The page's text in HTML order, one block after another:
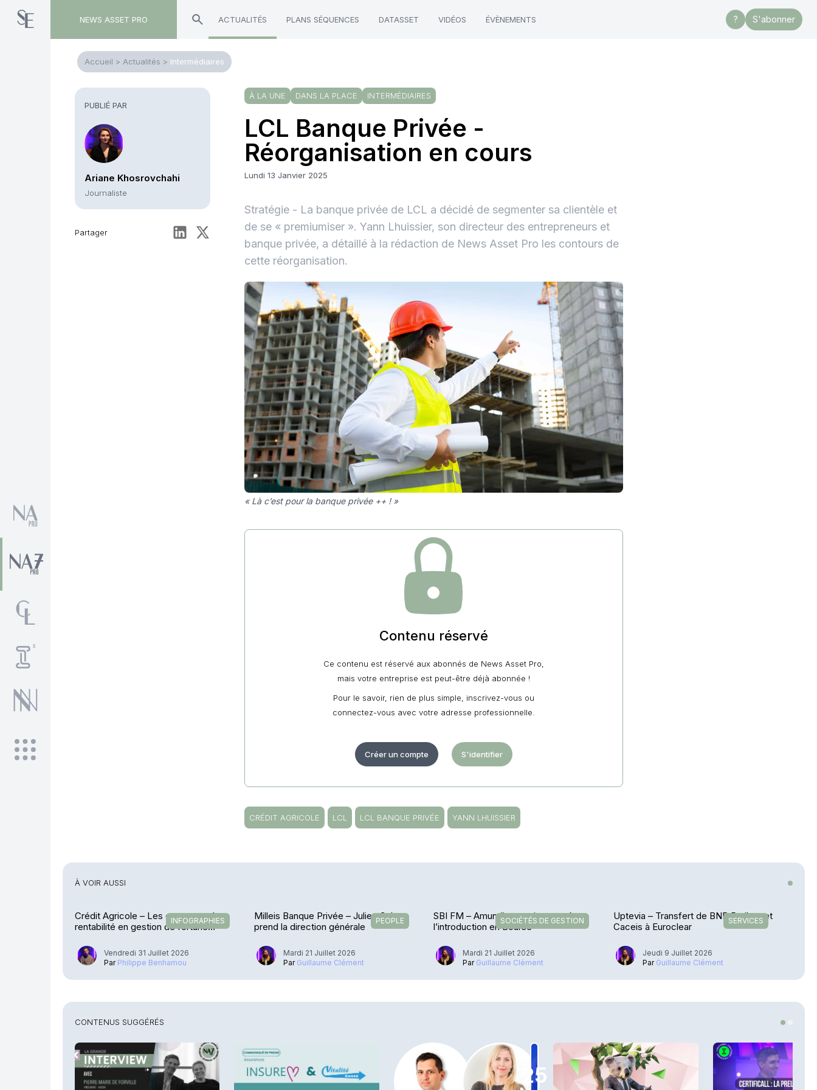
NEWS ASSET PRO ACTUALITÉS PLANS SÉQUENCES DATASSET VIDÉOS ÉVÈNEMENTS ? S'abonner
Accueil > Actualités > Intermédiaires
PUBLIÉ PAR
Ariane Khosrovchahi
Journaliste
Partager
À LA UNE DANS LA PLACE INTERMÉDIAIRES
LCL Banque Privée -
Réorganisation en cours
Lundi 13 Janvier 2025
Stratégie - La banque privée de LCL a décidé de segmenter sa clientèle et
de se « premiumiser ». Yann Lhuissier, son directeur des entrepreneurs et
banque privée, a détaillé à la rédaction de News Asset Pro les contours de
cette réorganisation.
« Là c’est pour la banque privée ++ ! »
Contenu réservé
Ce contenu est réservé aux abonnés de News Asset Pro,
mais votre entreprise est peut-être déjà abonnée !
Pour le savoir, rien de plus simple, inscrivez-vous ou
connectez-vous avec votre adresse professionnelle.
Créer un compte S'identifier
CRÉDIT AGRICOLE LCL LCL BANQUE PRIVÉE YANN LHUISSIER
À VOIR AUSSI
INFOGRAPHIES
Crédit Agricole – Les encours et la
rentabilité en gestion de fortune
Vendredi 31 Juillet 2026
Par Philippe Benhamou
PEOPLE
Milleis Banque Privée – Julien Calvar
prend la direction générale
Mardi 21 Juillet 2026
Par Guillaume Clément
SOCIÉTÉS DE GESTION
SBI FM – Amundi se projette après
l’introduction en Bourse
Mardi 21 Juillet 2026
Par Guillaume Clément
SERVICES
Uptevia – Transfert de BNP Paribas et
Caceis à Euroclear
Jeudi 9 Juillet 2026
Par Guillaume Clément
CONTENUS SUGGÉRÉS
25